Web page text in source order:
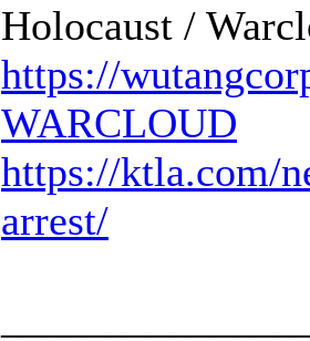
Holocaust /
https://
WARCLOUD
https://ktla.com/
arrest/